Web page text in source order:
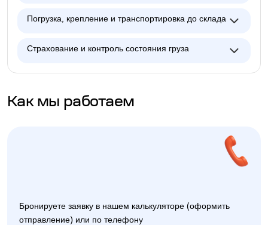
Погрузка, крепление и транспортировка до склада
Страхование и контроль состояния груза
Как мы работаем
Бронируете заявку в нашем калькуляторе (оформить
отправление) или по телефону